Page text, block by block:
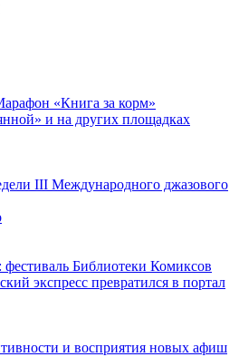
«Книга за корм»
и на других площадках
III Международного джазового
Библиотеки Комиксов
экспресс превратился в портал
и восприятия новых афиш